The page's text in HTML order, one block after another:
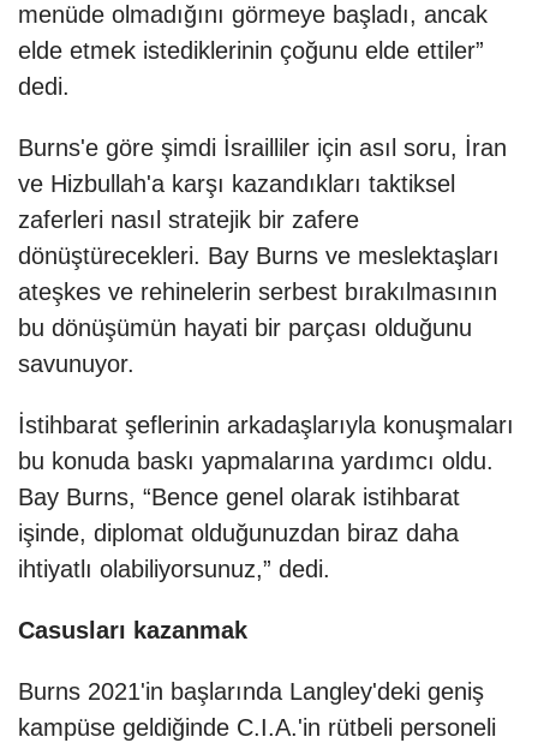
menüde olmadığını görmeye başladı, ancak
elde etmek istediklerinin çoğunu elde ettiler”
dedi.
Burns'e göre şimdi İsrailliler için asıl soru, İran
ve Hizbullah'a karşı kazandıkları taktiksel
zaferleri nasıl stratejik bir zafere
dönüştürecekleri. Bay Burns ve meslektaşları
ateşkes ve rehinelerin serbest bırakılmasının
bu dönüşümün hayati bir parçası olduğunu
savunuyor.
İstihbarat şeflerinin arkadaşlarıyla konuşmaları
bu konuda baskı yapmalarına yardımcı oldu.
Bay Burns, “Bence genel olarak istihbarat
işinde, diplomat olduğunuzdan biraz daha
ihtiyatlı olabiliyorsunuz,” dedi.
Casusları kazanmak
Burns 2021'in başlarında Langley'deki geniş
kampüse geldiğinde C.I.A.'in rütbeli personeli